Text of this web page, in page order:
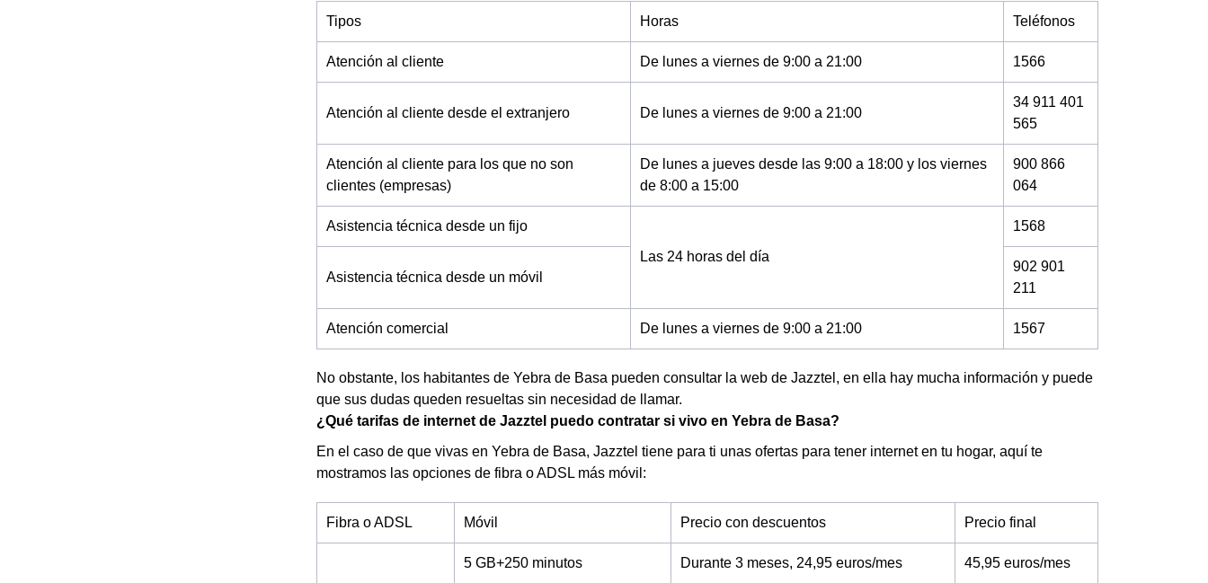
Tipos Horas Teléfonos
Atención al cliente De lunes a viernes de 9:00 a 21:00 1566
Atención al cliente desde el extranjero De lunes a viernes de 9:00 a 21:00
34 911 401
565
Atención al cliente para los que no son
clientes (empresas)
De lunes a jueves desde las 9:00 a 18:00 y los viernes
de 8:00 a 15:00
900 866
064
Asistencia técnica desde un fijo
Las 24 horas del día
1568
Asistencia técnica desde un móvil
902 901
211
Atención comercial De lunes a viernes de 9:00 a 21:00 1567
No obstante, los habitantes de Yebra de Basa pueden consultar la web de Jazztel, en ella hay mucha información y puede
que sus dudas queden resueltas sin necesidad de llamar.
¿Qué tarifas de internet de Jazztel puedo contratar si vivo en Yebra de Basa?
En el caso de que vivas en Yebra de Basa, Jazztel tiene para ti unas ofertas para tener internet en tu hogar, aquí te
mostramos las opciones de fibra o ADSL más móvil:
Fibra o ADSL Móvil Precio con descuentos Precio final
5 GB+250 minutos Durante 3 meses, 24,95 euros/mes 45,95 euros/mes